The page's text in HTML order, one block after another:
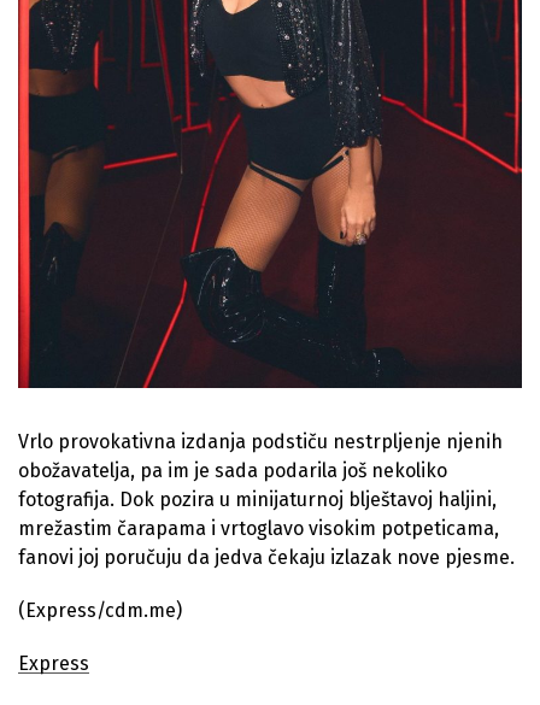
Vrlo provokativna izdanja podstiču nestrpljenje njenih
obožavatelja, pa im je sada podarila još nekoliko
fotografija. Dok pozira u minijaturnoj blještavoj haljini,
mrežastim čarapama i vrtoglavo visokim potpeticama,
fanovi joj poručuju da jedva čekaju izlazak nove pjesme.
(Express/cdm.me)
Express